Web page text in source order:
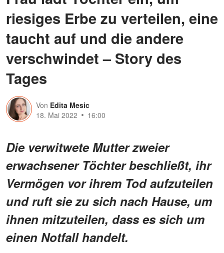
riesiges Erbe zu verteilen, eine
taucht auf und die andere
verschwindet – Story des
Tages
Von Edita Mesic
18. Mai 2022
16:00
Die verwitwete Mutter zweier
erwachsener Töchter beschließt, ihr
Vermögen vor ihrem Tod aufzuteilen
und ruft sie zu sich nach Hause, um
ihnen mitzuteilen, dass es sich um
einen Notfall handelt.